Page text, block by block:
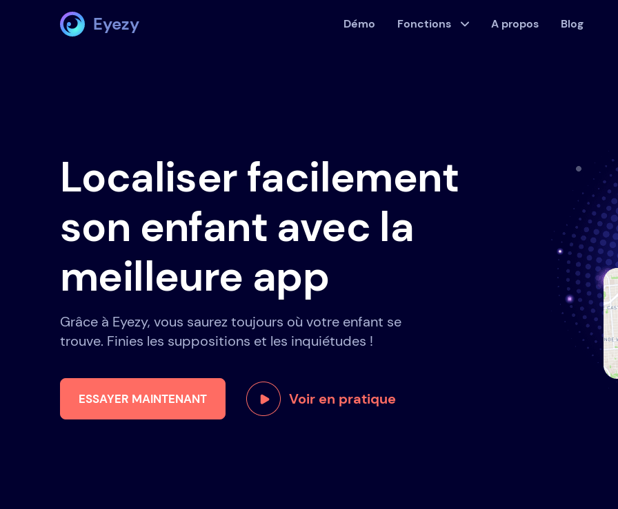
Eyezy Démo Fonctions A propos Blog
Localiser facilement
son enfant avec la
meilleure app
Grâce à Eyezy, vous saurez toujours où votre enfant se
trouve. Finies les suppositions et les inquiétudes !
ESSAYER MAINTENANT Voir en pratique